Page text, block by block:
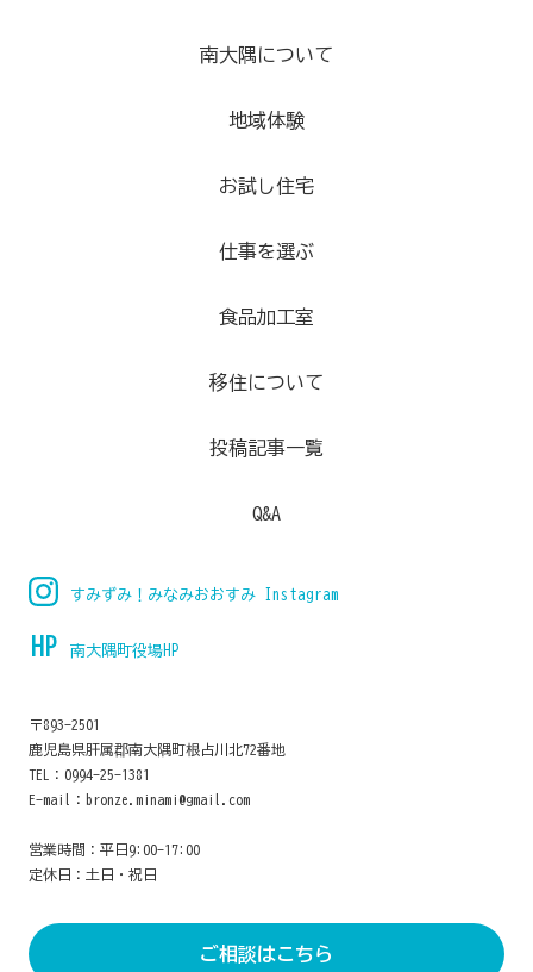
南大隅について
地域体験
お試し住宅
仕事を選ぶ
食品加工室
移住について
投稿記事一覧
Q&A
すみずみ！みなみおおすみ Instagram
HP 南大隅町役場HP
〒893-2501
鹿児島県肝属郡南大隅町根占川北72番地
TEL：0994-25-1381
E-mail： bronze.minami@gmail.com
営業時間：平日9:00-17:00
定休日：土日・祝日
ご相談はこちら